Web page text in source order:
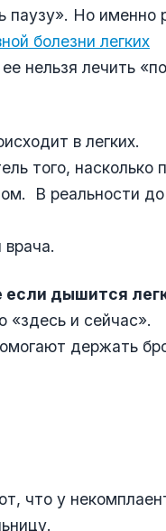
Но именно
болезни легких
нельзя лечить «по
в легких.
того, насколько
В реальности
дышится
«здесь и сейчас».
держать
что у